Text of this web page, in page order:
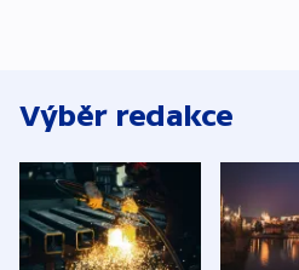
Výběr redakce